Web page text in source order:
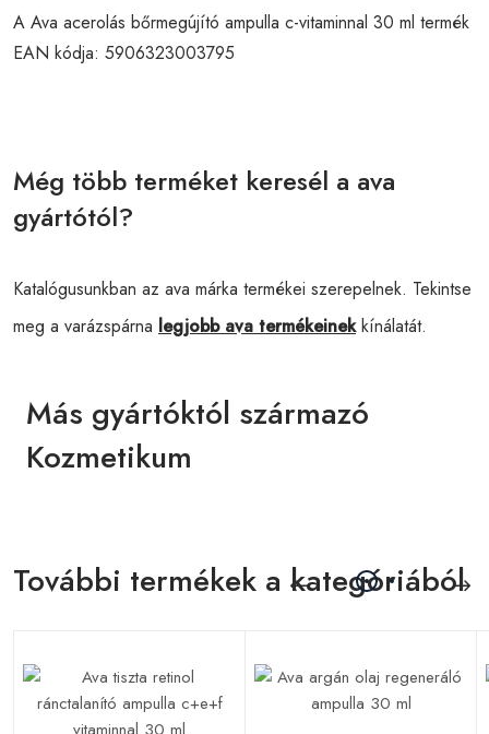
A Ava acerolás bőrmegújító ampulla c-vitaminnal 30 ml termék
EAN kódja: 5906323003795
Még több terméket keresél a ava
gyártótól?
Katalógusunkban az ava márka termékei szerepelnek. Tekintse
meg a varázspárna legjobb ava termékeinekkínálatát.
Más gyártóktól származó
Kozmetikum
További termékek a kategóriából